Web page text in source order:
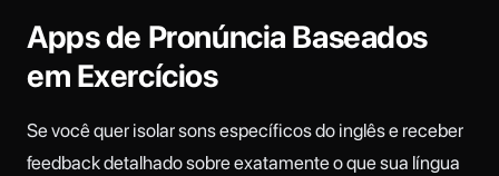
Apps de Pronúncia Baseados
em Exercícios
Se você quer isolar sons específicos do inglês e receber
feedback detalhado sobre exatamente o que sua língua